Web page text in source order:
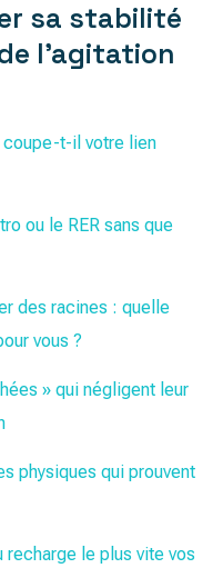
sa stabilité
l’agitation
coupe-t-il votre lien
ou le RER sans que
des racines : quelle
vous ?
» qui négligent leur
physiques qui prouvent
recharge le plus vite vos